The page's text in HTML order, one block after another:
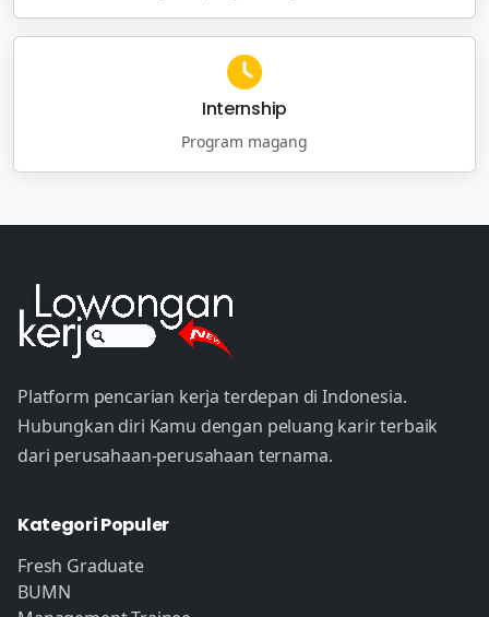
Internship
Program magang
Platform pencarian kerja terdepan di Indonesia.
Hubungkan diri Kamu dengan peluang karir terbaik
dari perusahaan-perusahaan ternama.
Kategori Populer
Fresh Graduate
BUMN